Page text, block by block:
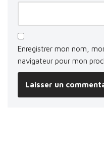
Enregistrer mon nom,
navigateur pour mon